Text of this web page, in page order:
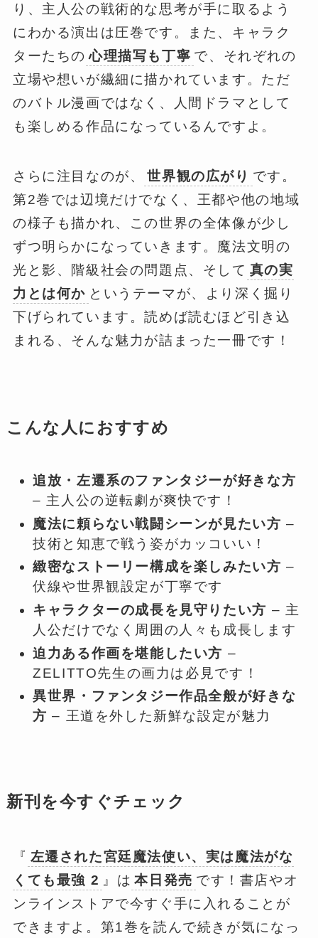
り、主人公の戦術的な思考が手に取るよう
にわかる演出は圧巻です。また、キャラク
ターたちの 心理描写も丁寧 で、それぞれの
立場や想いが繊細に描かれています。ただ
のバトル漫画ではなく、人間ドラマとして
も楽しめる作品になっているんですよ。
さらに注目なのが、 世界観の広がり です。
第2巻では辺境だけでなく、王都や他の地域
の様子も描かれ、この世界の全体像が少し
ずつ明らかになっていきます。魔法文明の
光と影、階級社会の問題点、そして 真の実
力とは何か というテーマが、より深く掘り
下げられています。読めば読むほど引き込
まれる、そんな魅力が詰まった一冊です！
こんな人におすすめ
追放・左遷系のファンタジーが好きな方
– 主人公の逆転劇が爽快です！
魔法に頼らない戦闘シーンが見たい方 –
技術と知恵で戦う姿がカッコいい！
緻密なストーリー構成を楽しみたい方 –
伏線や世界観設定が丁寧です
キャラクターの成長を見守りたい方 – 主
人公だけでなく周囲の人々も成長します
迫力ある作画を堪能したい方 –
ZELITTO先生の画力は必見です！
異世界・ファンタジー作品全般が好きな
方 – 王道を外した新鮮な設定が魅力
新刊を今すぐチェック
『 左遷された宮廷魔法使い、実は魔法がな
くても最強 2 』は 本日発売 です！書店やオ
ンラインストアで今すぐ手に入れることが
できますよ。第1巻を読んで続きが気になっ